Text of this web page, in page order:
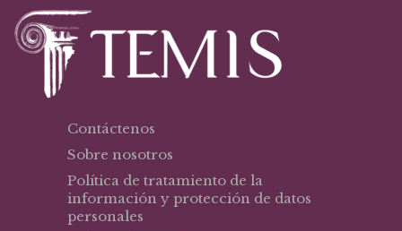
Contáctenos
Sobre nosotros
Política de tratamiento de la
información y protección de datos
personales